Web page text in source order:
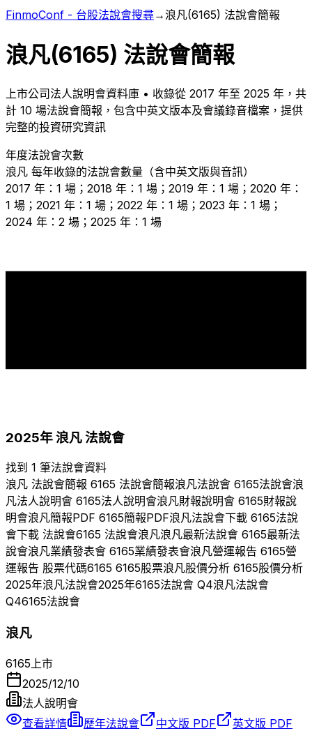
FinmoConf - 台股法說會搜尋→ 浪凡(6165) 法說會簡報
浪凡(6165) 法說會簡報
上市公司法人說明會資料庫 • 收錄從 2017 年至 2025 年，共
計 10 場法說會簡報，包含中英文版本及會議錄音檔案，提供
完整的投資研究資訊
年度法說會次數
浪凡 每年收錄的法說會數量（含中英文版與音訊）
2017 年：1 場；2018 年：1 場；2019 年：1 場；2020 年：
1 場；2021 年：1 場；2022 年：1 場；2023 年：1 場；
2024 年：2 場；2025 年：1 場
2025年浪凡法說會
找到 1 筆法說會資料
浪凡 法說會簡報 6165 法說會簡報浪凡法說會 6165法說會浪
凡法人說明會 6165法人說明會浪凡財報說明會 6165財報說
明會浪凡簡報PDF 6165簡報PDF浪凡法說會下載 6165法說
會下載 法說會6165 法說會浪凡浪凡最新法說會 6165最新法
說會浪凡業績發表會 6165業績發表會浪凡營運報告 6165營
運報告 股票代碼6165 6165股票浪凡股價分析 6165股價分析
2025年浪凡法說會2025年6165法說會 Q4浪凡法說會
Q46165法說會
浪凡
6165 上市
2025/12/10
法人說明會
查看詳情
歷年法說會 中文版 PDF
英文版 PDF